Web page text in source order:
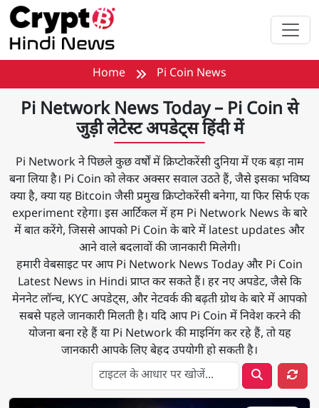
मुख्य सामग्री पर जाएँ
Home Pi Coin News
Pi Network News Today – Pi Coin से
जुड़ी लेटेस्ट अपडेट्स हिंदी में
Pi Network ने पिछले कुछ वर्षों में क्रिप्टोकरेंसी दुनिया में एक बड़ा नाम
बना लिया है। Pi Coin को लेकर अक्सर सवाल उठते हैं, जैसे इसका भविष्य
क्या है, क्या यह Bitcoin जैसी प्रमुख क्रिप्टोकरेंसी बनेगा, या फिर सिर्फ एक
experiment रहेगा। इस आर्टिकल में हम Pi Network News के बारे
में बात करेंगे, जिससे आपको Pi Coin के बारे में latest updates और
आने वाले बदलावों की जानकारी मिलेगी।
हमारी वेबसाइट पर आप Pi Network News Today और Pi Coin
Latest News in Hindi प्राप्त कर सकते हैं। हर नए अपडेट, जैसे कि
मेननेट लॉन्च, KYC अपडेट्स, और नेटवर्क की बढ़ती ग्रोथ के बारे में आपको
सबसे पहले जानकारी मिलती है। यदि आप Pi Coin में निवेश करने की
योजना बना रहे हैं या Pi Network की माइनिंग कर रहे हैं, तो यह
जानकारी आपके लिए बेहद उपयोगी हो सकती है।